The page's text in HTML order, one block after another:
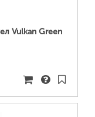
Vulkan Green